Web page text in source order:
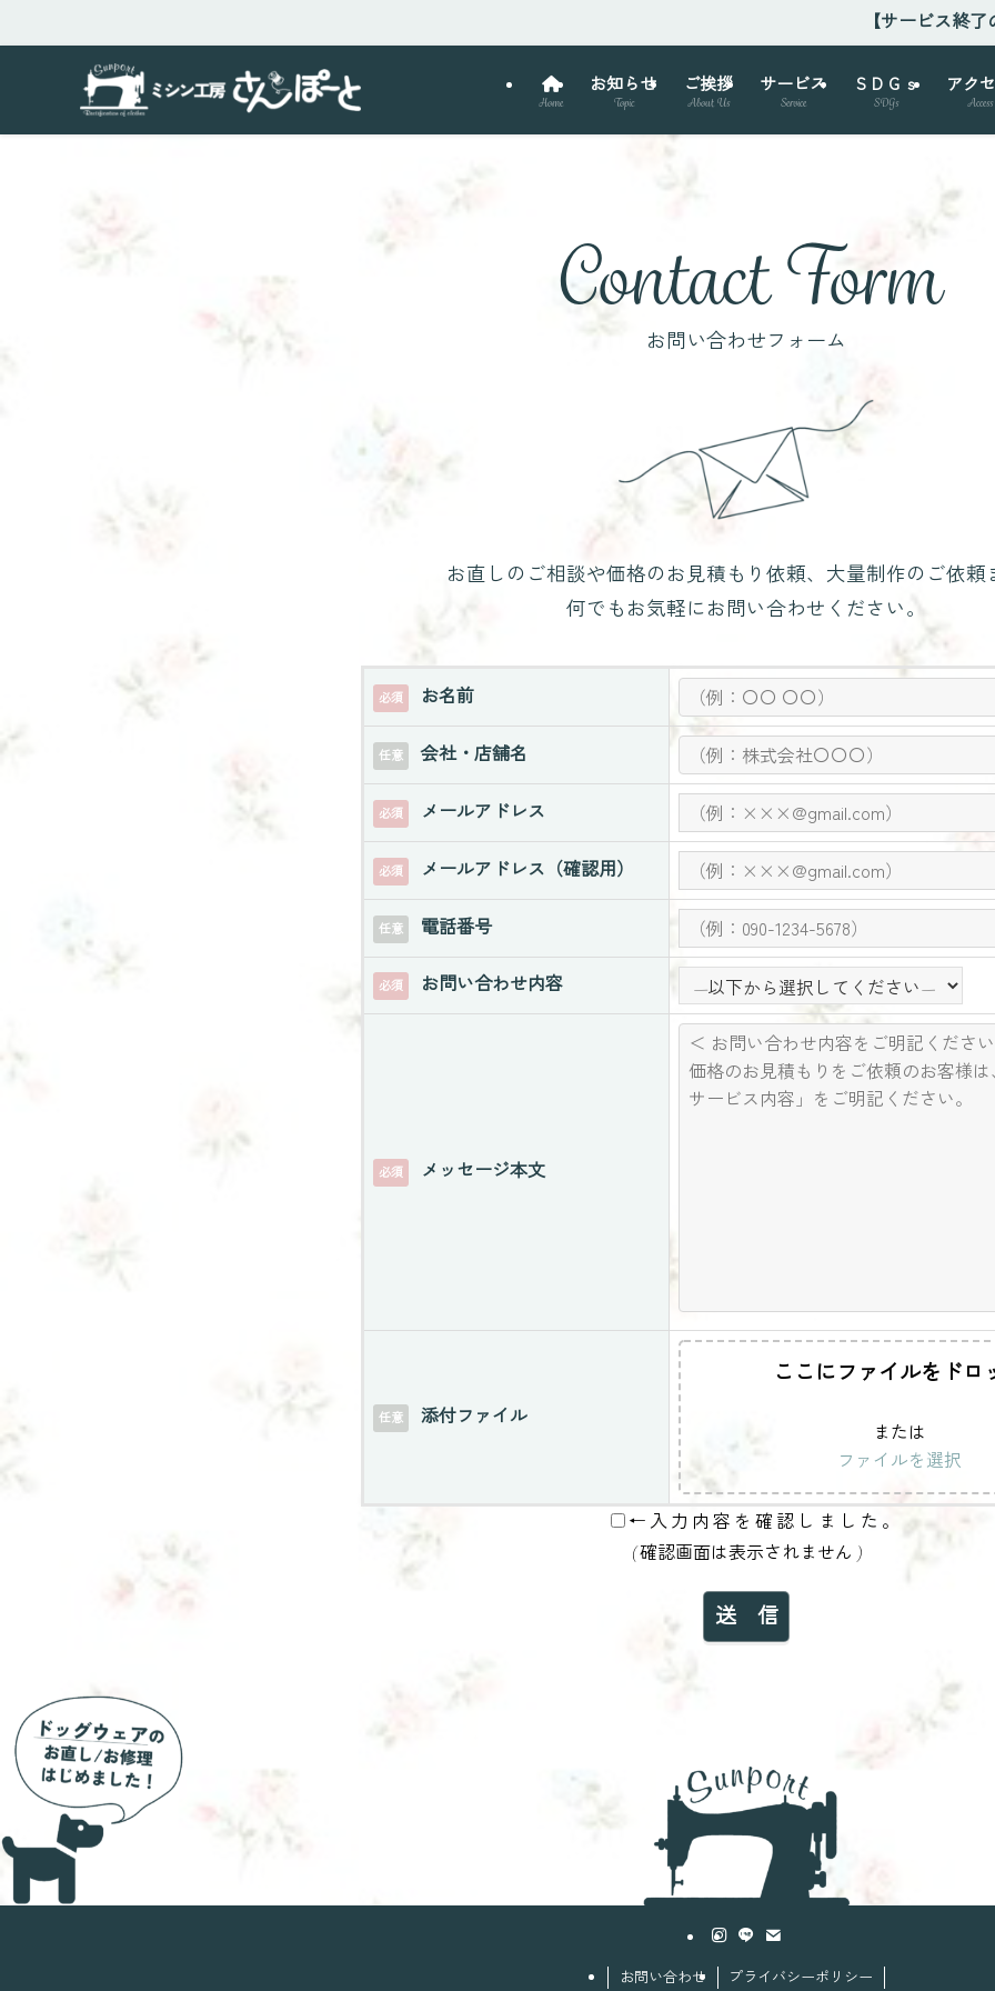
【サービス終了のお知
Home
お知らせ
Topic
ご挨拶
About Us
サービス
Service
ＳＤＧｓ
SDGs
アク
Access
Contact Form
お問い合わせフォーム
お直しのご相談や価格のお見積もり依頼、大量制作のご依頼
何でもお気軽にお問い合わせください。
必須 お名前
任意 会社・店舗名
必須 メールアドレス
必須 メールアドレス（確認用）
任意 電話番号
必須 お問い合わせ内容
必須 メッセージ本文
任意 添付ファイル
ここにファイルをドロ
または
ファイルを選択
← 入 力 内 容 を 確 認 し ま し た 。
( 確認画面は表示されません )
お問い合わせ プライバシーポリシー